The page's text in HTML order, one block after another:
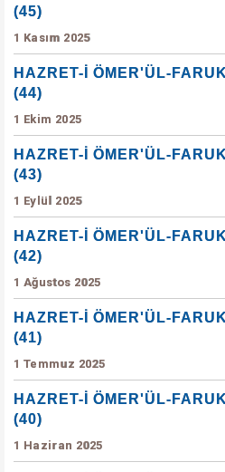
(45)
1 Kasım 2025
HAZRET-İ ÖMER'ÜL-
(44)
1 Ekim 2025
HAZRET-İ ÖMER'ÜL-
(43)
1 Eylül 2025
HAZRET-İ ÖMER'ÜL-
(42)
1 Ağustos 2025
HAZRET-İ ÖMER'ÜL-
(41)
1 Temmuz 2025
HAZRET-İ ÖMER'ÜL-
(40)
1 Haziran 2025